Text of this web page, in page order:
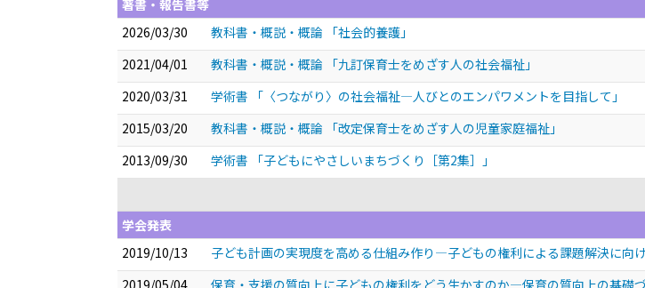
著書・報告書等
2026/03/30
教科書・概説・概論 「社会的養護」
2021/04/01
教科書・概説・概論 「九訂保育士をめざす人の社会福祉」
2020/03/31
学術書 「〈つながり〉の社会福祉―人びとのエンパワメントを目指して」
2015/03/20
教科書・概説・概論 「改定保育士をめざす人の児童家庭福祉」
2013/09/30
学術書 「子どもにやさしいまちづくり［第2集］」
学会発表
2019/10/13
子ども計画の実現度を高める仕組み作り―子どもの権利による課題解決に向
2019/05/04
保育・支援の質向上に子どもの権利をどう生かすのか―保育の質向上の基礎